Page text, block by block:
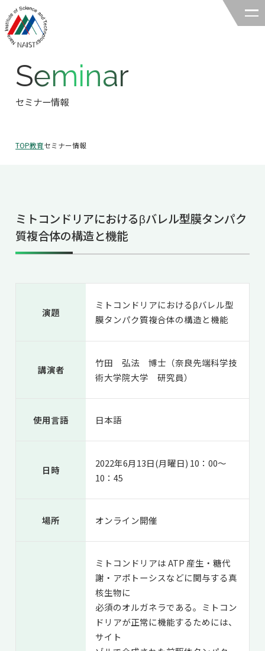
奈良先端科学技術大学院大学
領域の概要・特色
領域賞の紹介
研究室一覧
教員一覧
NAIST Edge BIO
教育TOP
研究室への配属
5年一貫コースの
国際化教育プログラム
国際バイオゼミナール
サマーキャンプ
国際学生ワークショップ
UCDリトリート
UCDオンラインゼミナール
キャリア
就職実績
卒業生の声
研究＆授業
イベント
保護者の方へ
アクセス
お問い
領域棟
学内限定 ENGLISH
Seminar
セミナー情報
TOP教育セミナー情報
ミトコンドリアにおけるβバレル型膜タンパク
質複合体の構造と機能
演題
ミトコンドリアにおけるβバレル型
膜タンパク質複合体の構造と機能
講演者
竹田 弘法 博士（奈良先端科学技
術大学院大学 研究員）
使用言語 日本語
日時
2022年6月13日(月曜日) 10：00～
10：45
場所 オンライン開催
ミトコンドリアは ATP 産生・糖代
謝・アポトーシスなどに関与する真
核生物に
必須のオルガネラである。ミトコン
ドリアが正常に機能するためには、
サイト